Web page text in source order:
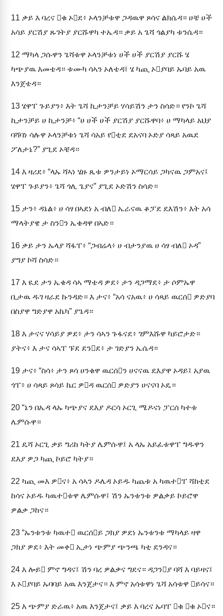
11 ቃይ እ ባረና ቁ ኦደ፥ ኦላንቻቱዋ ጋዳዉዋ ጾሳና ልክሴዳ። ሀቼ ሀች
አሳይ ያርሽያ ጹገትያ ያርሹዋካ ተኤዳ። ቃይ አ ጌሻ ጎልያካ ቱንሴዳ።
12 ማካላ ጋሱዋን ጌሻቱዋ ኦላንቻቱነ ሀች ሀች ያርሽያ ያርሹ ሄ
ካጭያዉ እመቴዳ። ቱሙካ ሳኣን ኦለቴዳ፤ ሄ ካጪ ኦያባይ ኡባይ አዉ
እንጀቴዳ።
13 ሄዋፐ ጉይያን፥ እት ጌሻ ኪታንቻይ ሃሳይሽን ታን ስሳድ። የንኮ ጌሻ
ኪታንቻይ ሀ ኪታንቻ፥ “ሀ ሀች ሀች ያርሽያ ያርሹዋባ፥ ሀ ማካላይ አህያ
ባሻባነ ሳሉዋ ኦላንቻቱነ ጌሻ ሳአይ የቲደ ደአናባ ኦድያ ሳጻይ አዉደ
ፖለታኔ?” ያጊደ ኦቼዳ።
14 እ ዛሪደ፥ “ላኡ ሻኣነ ሄዙ ጼቱ ዎንታይነ ኦማርሳይ ጋካናዉ ጋምአና፤
ሄዋፐ ጉይያን፥ ጌሻ ጎሊ ጌያና” ያጊደ ኦድሽን ስሳድ።
15 ታን፥ ዳኔል፥ ሀ ሳፃ በኣደነ አ ብለ ኤራናዉ ቆፓደ ደእሽን፥ እት አሳ
ማላትያዌ ታ ስንን ኤቄዳዋ በኣድ።
16 ቃይ ታን ኡላያ ሻፋፐ፥ “ጋብሬላ፥ ሀ ብታንያዉ ሀ ሳፃ ብለ ኦዳ”
ያግያ ኮሻ ስሳድ።
17 እ ዪደ ታን ኤቄዳ ሳኣ ማቴዳ ዎደ፥ ታን ዳጋማደ፥ ታ ሶምኡዋ
ቢታዉ ዱገ ዛራደ ኩንዳድ። እ ታና፥ “አሳ ናአዉ፥ ሀ ሳጻይ ዉርሰ ዎድያባ
በስያዋ ግድያዋ አኬካ” ያጌዳ።
18 እ ታናና ሃሳይያ ዎደ፥ ታን ሳኣን ጉፋናደ፥ ገምእሹዋ ካይሮታድ።
ያትና፥ እ ታና ሳኣፐ ፑደ ደንደ፥ ታ ገድያን ኤሴዳ።
19 ታና፥ “ስሳ፥ ታን ጾሳ ሀንቁዋ ዉርሰን ሀናናዉ ደእያዋ ኦዳይ፤ አያዉ
ጎፐ፥ ሀ ሳጻይ ጾሳይ ኬር ዎዳ ዉርሰ ዎድያን ሀናናባ ኦዴ።
20 “ኔን በኤዳ ላኡ ካጭያና ደእያ ዶርሳ ኦርጊ ሜዶናነ ፓርሰ ካተቱ
ሌምሱዋ።
21 ዴሻ ኦርጊ ቃይ ግሪከ ካትያ ሌምሱዋ፤ አ ላኡ አይፈቱዋፐ ግዱዋን
ደእያ ዎጋ ካጪ ኮይሮ ካትያ።
22 ካጪ መእ ዎና፥ አ ሳኣን ዶሌዳ ኦይዱ ካጨቱ አ ካዉተፐ ሻከቲደ
ከሳና ኦይዱ ካዉተቱዋ ሌምሱዋ፤ ሽን ኡንቱንቱ ዎልቃይ ኮይሮዋ
ዎልቃ ጋከና።
23 “ኡንቱንቱ ካዉተ ዉርሰይ ጋክያ ዎደነ ኡንቱንቱ ማካላይ ዛዋ
ጋክያ ዎደ፥ እት መቀ ኢታነ ጭምያ ጭንጫ ካቲ ደንዳና።
24 እ ሎይ ምኖ ግዳና፤ ሽን ባረ ዎልቃና ግደና። ዳጋንያ ባሻ እ ባይዛና፤
እ ኦያባይ ኡባባይ አዉ እንጀታና። እ ምኖ አሳቱዋነ ጌሻ አሳቱዋ ይሳና።
25 እ ጭምያ ድራዉ፥ አዉ እንጀታና፤ ቃይ እ ባረና ኡባፐ ቁ ቁ ኦና።